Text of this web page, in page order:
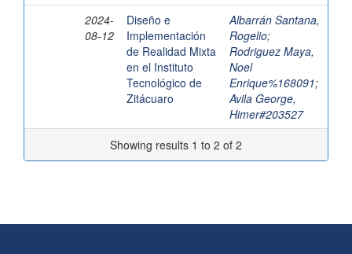
2024-
08-12
Diseño e
Implementación
de Realidad Mixta
en el Instituto
Tecnológico de
Zitácuaro
Albarrán Santana,
Rogelio;
Rodriguez Maya,
Noel
Enrique%168091;
Avila George,
Himer#203527
Showing results 1 to 2 of 2